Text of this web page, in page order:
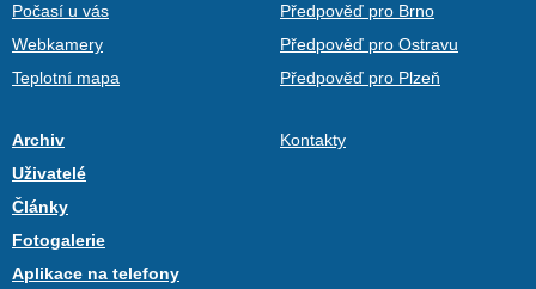
Počasí u vás
Webkamery
Teplotní mapa
Předpověď pro Brno
Předpověď pro Ostravu
Předpověď pro Plzeň
Archiv
Uživatelé
Články
Fotogalerie
Aplikace na telefony
Kontakty